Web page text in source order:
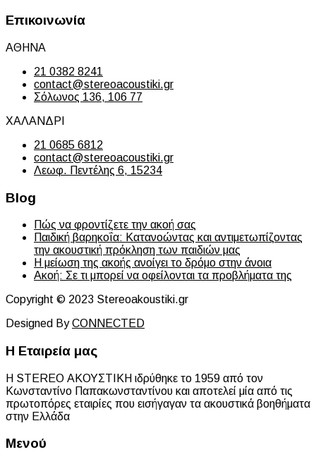
Επικοινωνία
ΑΘΗΝΑ
21 0382 8241
contact@stereoacoustiki.gr
Σόλωνος 136, 106 77
ΧΑΛΑΝΔΡΙ
21 0685 6812
contact@stereoacoustiki.gr
Λεωφ. Πεντέλης 6, 15234
Blog
Πώς να φροντίζετε την ακοή σας
Παιδική βαρηκοΐα: Κατανοώντας και αντιμετωπίζοντας
την ακουστική πρόκληση των παιδιών μας
Η μείωση της ακοής ανοίγει το δρόμο στην άνοια
Ακοή: Σε τι μπορεί να οφείλονται τα προβλήματα της
Copyright © 2023 Stereoakoustiki.gr
Designed ByCONNECTED
Η Εταιρεία μας
Η STEREO ΑΚΟΥΣΤΙΚΗ ιδρύθηκε το 1959 από τον
Κωνσταντίνο Παπακωνσταντίνου και αποτελεί μία από τις
πρωτοπόρες εταιρίες που εισήγαγαν τα ακουστικά βοηθήματα
στην Ελλάδα
Μενού